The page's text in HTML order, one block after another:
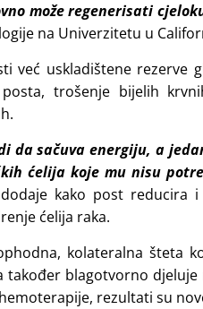
može regenerisati
na Univerzitetu u
već uskladištene rezerve
trošenje bijelih
da sačuva energiju, a
ćelija koje mu nisu
kako post reducira
ćelija raka.
kolateralna šteta
blagotvorno djeluje
rezultati su